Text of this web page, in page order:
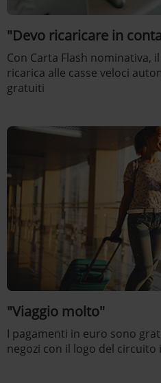
"Devo ricaricare in
Con Carta Flash nominativa,
ricarica alle casse veloci
gratuiti
"Viaggio molto"
I pagamenti in euro sono
negozi con il logo del